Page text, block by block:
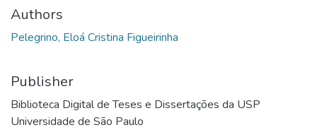
Authors
Pelegrino, Eloá Cristina Figueirinha
Publisher
Biblioteca Digital de Teses e Dissertações da USP
Universidade de São Paulo